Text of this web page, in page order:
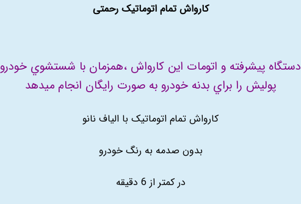
کارواش تمام اتوماتیک رحمتی
دستگاه پيشرفته و اتومات اين کارواش ،همزمان با شستشوي خودرو
پوليش را براي بدنه خودرو به صورت رايگان انجام ميدهد
کارواش تمام اتوماتیک با الیاف نانو
بدون صدمه به رنگ خودرو
در کمتر از 6 دقیقه